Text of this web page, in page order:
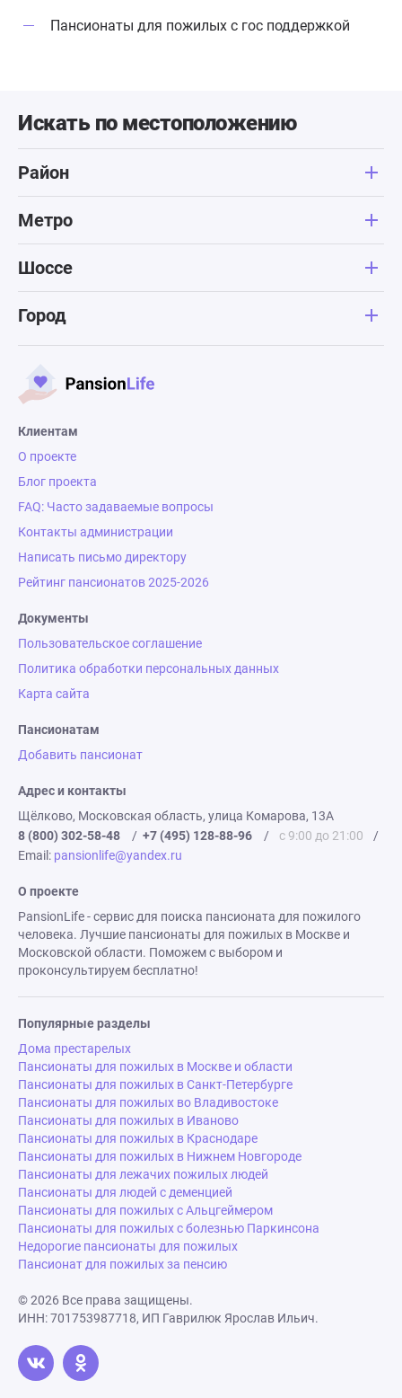
Пансионаты для пожилых с гос поддержкой
Искать по местоположению
Район
Метро
Шоссе
Город
Клиентам
О проекте
Блог проекта
FAQ: Часто задаваемые вопросы
Контакты администрации
Написать письмо директору
Рейтинг пансионатов 2025-2026
Документы
Пользовательское соглашение
Политика обработки персональных данных
Карта сайта
Пансионатам
Добавить пансионат
Адрес и контакты
Щёлково, Московская область, улица Комарова, 13А
8 (800) 302-58-48
/ +7 (495) 128-88-96 / с 9:00 до 21:00
/
Email: pansionlife@yandex.ru
О проекте
PansionLife - сервис для поиска пансионата для пожилого
человека. Лучшие пансионаты для пожилых в Москве и
Московской области. Поможем с выбором и
проконсультируем бесплатно!
Популярные разделы
Дома престарелых
Пансионаты для пожилых в Москве и области
Пансионаты для пожилых в Санкт-Петербурге
Пансионаты для пожилых во Владивостоке
Пансионаты для пожилых в Иваново
Пансионаты для пожилых в Краснодаре
Пансионаты для пожилых в Нижнем Новгороде
Пансионаты для лежачих пожилых людей
Пансионаты для людей с деменцией
Пансионаты для пожилых с Альцгеймером
Пансионаты для пожилых с болезнью Паркинсона
Недорогие пансионаты для пожилых
Пансионат для пожилых за пенсию
© 2026 Все права защищены.
ИНН: 701753987718, ИП Гаврилюк Ярослав Ильич.